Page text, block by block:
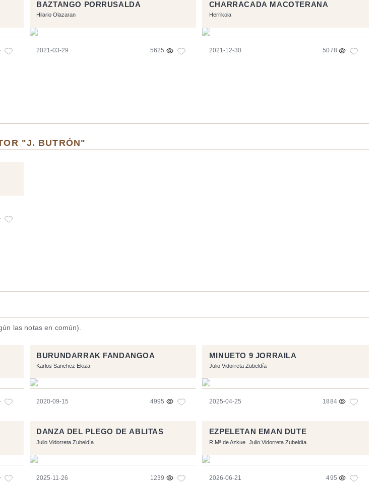
BAZTANGO PORRUSALDA
Hilario Olazaran
2021-03-29 5625
CHARRACADA MACOTERANA
Herrikoia
2021-12-30 5078
"J. BUTRÓN"
las notas en común).
BURUNDARRAK FANDANGOA
Karlos Sanchez Ekiza
2020-09-15 4995
MINUETO 9 JORRAILA
Julio Vidorreta Zubeldía
2025-04-25 1884
DANZA DEL PLEGO DE ABLITAS
Julio Vidorreta Zubeldía
2025-11-26 1239
EZPELETAN EMAN DUTE
R Mª de Azkue Julio Vidorreta Zubeldía
2026-06-21 495